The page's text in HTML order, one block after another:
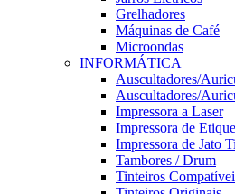
Grelhadores
Máquinas de Café
Microondas
INFORMÁTICA
Auscultadores/
Auscultadores/
Impressora a Laser
Impressora de
Impressora de Jato
Tambores / Drum
Tinteiros